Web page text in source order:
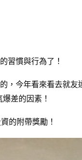
習慣與行為了！
，今年看來看去就
差的因素！
的附帶獎勵！